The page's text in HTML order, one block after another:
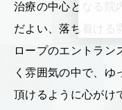
治療の中心となる院
だよい、落ち着ける
ロープのエントラン
く雰囲気の中で、ゆ
頂けるように心がけ